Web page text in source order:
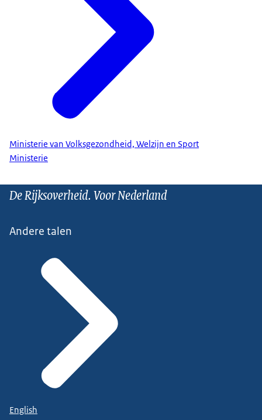
Ministerie van Volksgezondheid, Welzijn en Sport
Ministerie
De Rijksoverheid. Voor Nederland
Andere talen
English